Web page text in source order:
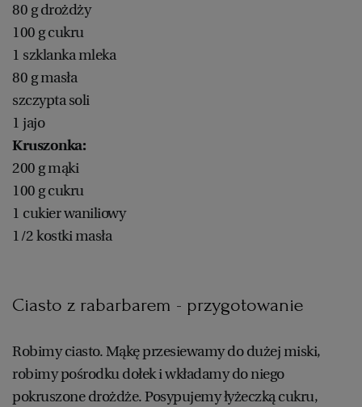
80 g drożdży
100 g cukru
1 szklanka mleka
80 g masła
szczypta soli
1 jajo
Kruszonka:
200 g mąki
100 g cukru
1 cukier waniliowy
1/2 kostki masła
Ciasto z rabarbarem - przygotowanie
Robimy ciasto. Mąkę przesiewamy do dużej miski,
robimy pośrodku dołek i wkładamy do niego
pokruszone drożdże. Posypujemy łyżeczką cukru,